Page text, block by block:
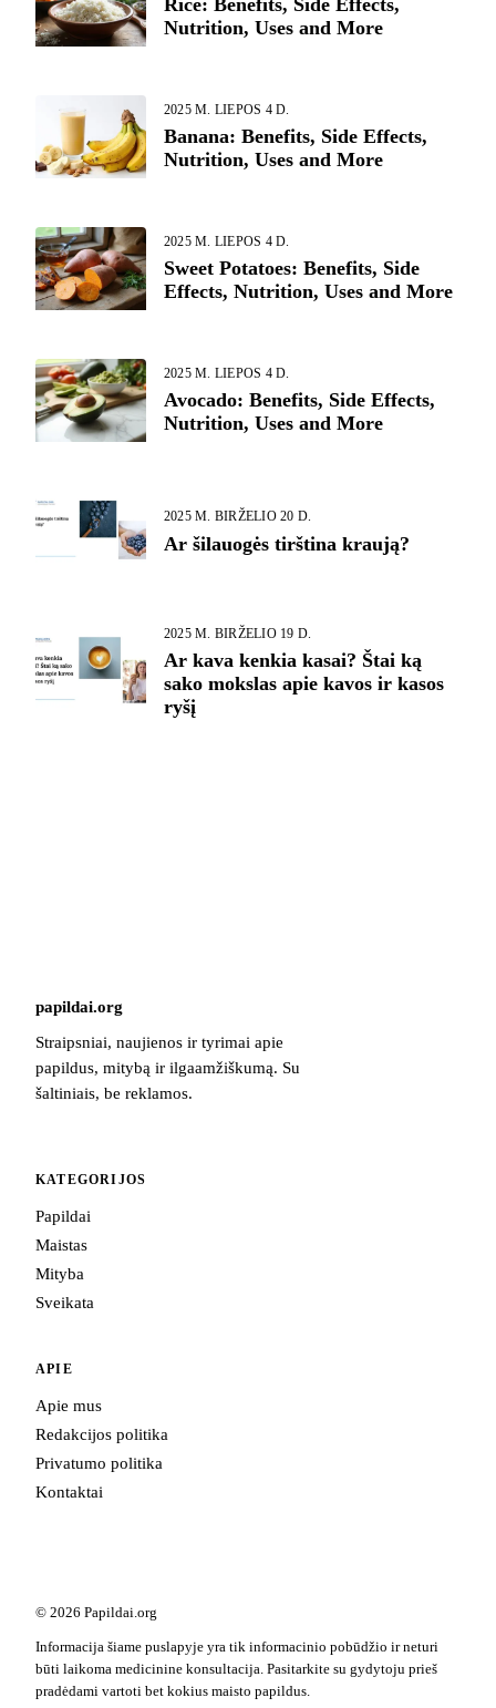
Rice: Benefits, Side Effects,
Nutrition, Uses and More
2025 M. LIEPOS 4 D.
Banana: Benefits, Side Effects,
Nutrition, Uses and More
2025 M. LIEPOS 4 D.
Sweet Potatoes: Benefits, Side
Effects, Nutrition, Uses and More
2025 M. LIEPOS 4 D.
Avocado: Benefits, Side Effects,
Nutrition, Uses and More
2025 M. BIRŽELIO 20 D.
Ar šilauogės tirština kraują?
2025 M. BIRŽELIO 19 D.
Ar kava kenkia kasai? Štai ką
sako mokslas apie kavos ir kasos
ryšį
papildai.org
Straipsniai, naujienos ir tyrimai apie
papildus, mitybą ir ilgaamžiškumą. Su
šaltiniais, be reklamos.
KATEGORIJOS
Papildai
Maistas
Mityba
Sveikata
APIE
Apie mus
Redakcijos politika
Privatumo politika
Kontaktai
© 2026 Papildai.org
Informacija šiame puslapyje yra tik informacinio pobūdžio ir neturi
būti laikoma medicinine konsultacija. Pasitarkite su gydytoju prieš
pradėdami vartoti bet kokius maisto papildus.